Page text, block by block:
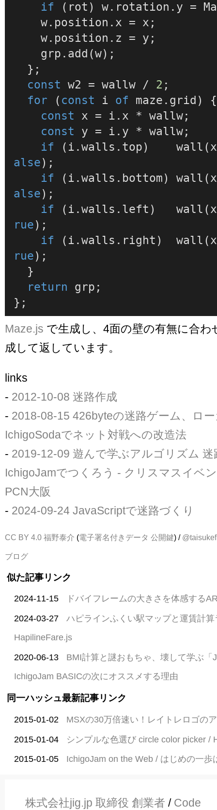
if (rot) w. rotation . y =
    w.
position . x = x;
    w.
position . z = y;
    grp.
add (w);
const w2 = wallw / 2 ;
for ( const i of maze. grid ) {
const x = i. x * wallw;
const y = i. y * wallw;
if (i.walls . top) wall
alse);
if (i.walls . bottom) wall
alse);
if (i.walls . left ) wall
rue);
if (i.walls . right ) wall
rue);
return grp;
};
Maze.js で生成し、4面の壁の有無に合わ
成して返しています。
links
- 2012-10-08 迷路作成
- 2018-08-15 426byteの迷路ゲーム、ロ
IchigoSodaでネット対戦への改造法
- 2019-12-09 遊んで学ぶアルゴリズム 迷
IchigoJamでつくろう - クリスマスイベ
PCN大阪
- 2024-09-24 JavaScriptで迷路づくり
CC BY 4.0 福野泰介 (電子署名付きデータ 公開鍵) / @taisukef
ブログ
似た記事リンク
2024-11-15 ドバイフレームの大きさを体感する
2024-03-27
ハピラインふくい駅マップと運賃計
HapilineFare.js
2020-06-13
BMI計算と謎おもちゃ、壊して学ぶ「
IchigoJam BASICの次にオススメする理由
同一ハッシュ最新記事リンク
2015-01-02 MSXの30万倍速い！レイトレロゴの
2015-01-04 シンプルな色選び circle color picker /
2015-01-05 IchigoJam on the Web / はじめの一歩
株式会社jig.jp 取締役 創業者 / Code